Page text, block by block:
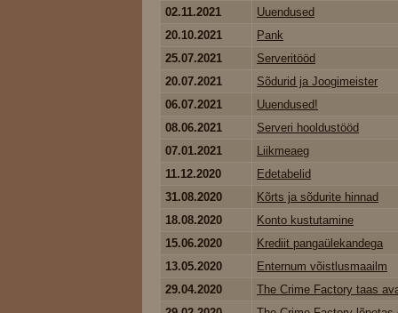
02.11.2021
Uuendused
20.10.2021
Pank
25.07.2021
Serveritööd
20.07.2021
Sõdurid ja Joogimeister
06.07.2021
Uuendused!
08.06.2021
Serveri hooldustööd
07.01.2021
Liikmeaeg
11.12.2020
Edetabelid
31.08.2020
Kõrts ja sõdurite hinnad
18.08.2020
Konto kustutamine
15.06.2020
Krediit pangaülekandega
13.05.2020
Enternum võistlusmaailm
29.04.2020
The Crime Factory taas